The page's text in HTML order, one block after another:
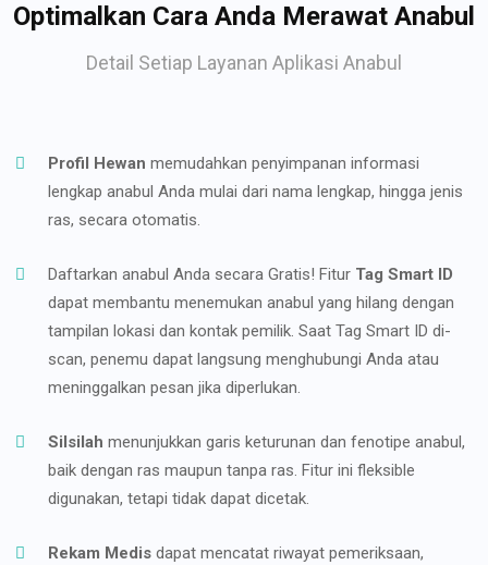
Optimalkan Cara Anda Merawat Anabul
Detail Setiap Layanan Aplikasi Anabul
Profil Hewan memudahkan penyimpanan informasi
lengkap anabul Anda mulai dari nama lengkap, hingga jenis
ras, secara otomatis.
Daftarkan anabul Anda secara Gratis! Fitur Tag Smart ID
dapat membantu menemukan anabul yang hilang dengan
tampilan lokasi dan kontak pemilik. Saat Tag Smart ID di-
scan, penemu dapat langsung menghubungi Anda atau
meninggalkan pesan jika diperlukan.
Silsilah menunjukkan garis keturunan dan fenotipe anabul,
baik dengan ras maupun tanpa ras. Fitur ini fleksible
digunakan, tetapi tidak dapat dicetak.
Rekam Medis dapat mencatat riwayat pemeriksaan,